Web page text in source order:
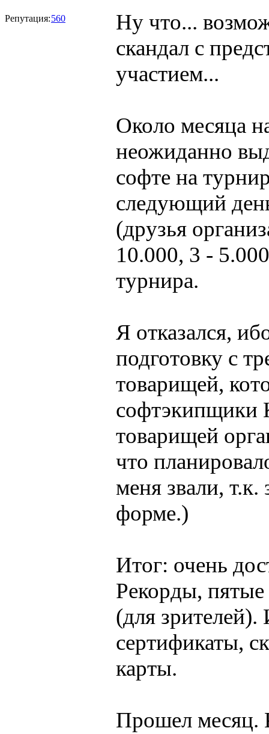
Репутация:560
Ну что...
скандал с
участием...
Около месяца
неожиданно
софте на
следующий
(друзья
10.000, 3 -
турнира.
Я отказался,
подготовку с
товарищей,
софтэкипщики
товарищей
что
меня звали, т.к.
форме.)
Итог: очень
Рекорды, пятые
(для
сертификаты,
карты.
Прошел месяц.